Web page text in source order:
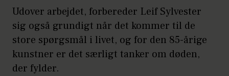
Udover arbejdet, forbereder Leif Sylvester
sig også grundigt når det kommer til de
store spørgsmål i livet, og for den 85-årige
kunstner er det særligt tanker om døden,
der fylder.